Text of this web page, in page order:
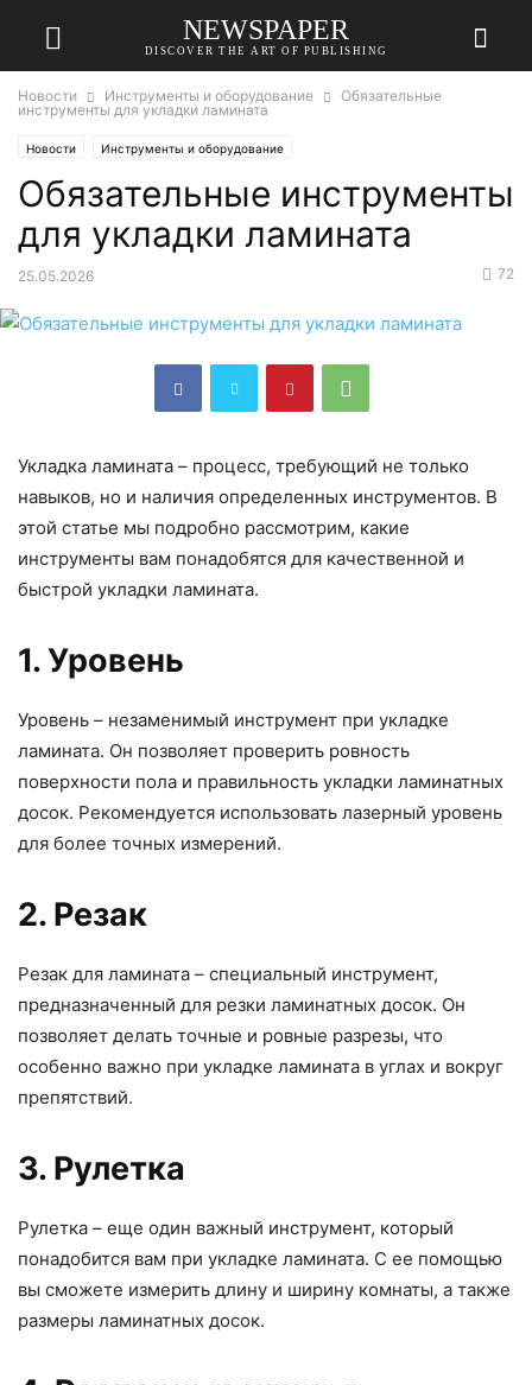
NEWSPAPER
DISCOVER THE ART OF PUBLISHING
Новости Инструменты и оборудование
Обязательные
инструменты для укладки ламината
Новости Инструменты и оборудование
Обязательные инструменты
для укладки ламината
25.05.2026 72
Укладка ламината – процесс, требующий не только
навыков, но и наличия определенных инструментов. В
этой статье мы подробно рассмотрим, какие
инструменты вам понадобятся для качественной и
быстрой укладки ламината.
1. Уровень
Уровень – незаменимый инструмент при укладке
ламината. Он позволяет проверить ровность
поверхности пола и правильность укладки ламинатных
досок. Рекомендуется использовать лазерный уровень
для более точных измерений.
2. Резак
Резак для ламината – специальный инструмент,
предназначенный для резки ламинатных досок. Он
позволяет делать точные и ровные разрезы, что
особенно важно при укладке ламината в углах и вокруг
препятствий.
3. Рулетка
Рулетка – еще один важный инструмент, который
понадобится вам при укладке ламината. С ее помощью
вы сможете измерить длину и ширину комнаты, а также
размеры ламинатных досок.